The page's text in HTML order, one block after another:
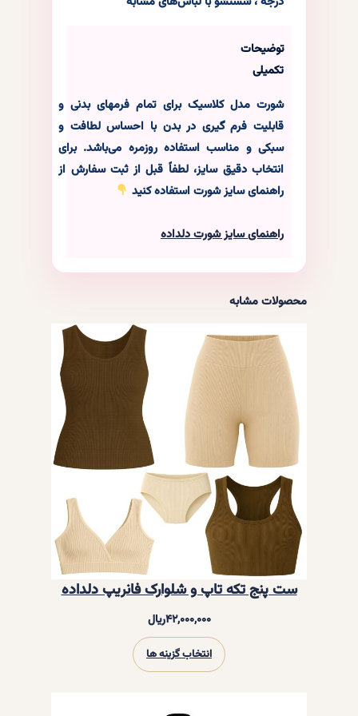
شورت نخ‌پنبه فانریپ دلداده – سایز: ایکس‌لارج
۱,۲۶۰,۰۰۰ ریال در انبار موجود نمی باشد
شورت نخ‌پنبه فانریپ دلداده – سایز:
دوایکس‌لارج (2XL), رنگ: شیری
۱,۳۰۰,۰۰۰ریال در انبار موجود نمی باشد
توضیحات
تکمیلی
شورت مدل کلاسیک برای تمام فرمهای بدنی و
قابلیت فرم گیری در بدن با احساس لطافت و
سبکی و مناسب استفاده روزمره می‌باشد. برای
انتخاب دقیق سایز، لطفاً قبل از ثبت سفارش از
راهنمای سایز شورت استفاده کنید
راهنمای سایز شورت دلداده
محصولات مشابه
ست پنج تکه تاپ و شلوارک فانریپ دلداده
۴۲,۰۰۰,۰۰۰ریال
انتخاب گزینه ها